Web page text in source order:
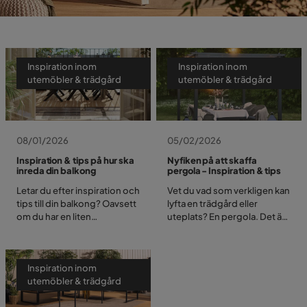
08/01/2026
Inspiration & tips på hur ska
inreda din balkong
Letar du efter inspiration och
tips till din balkong? Oavsett
om du har en liten
massor av smarta sätt att
göra den både mysig & fin.
Här får du praktiska tips och
massor av balkong inspo –
Inspiration inom
utemöbler & trädgård
05/02/2026
Nyfiken på att skaffa
pergola - Inspiration & tips
Vet du vad som verkligen kan
lyfta en trädgård eller
uteplats? En pergola. Det är
Inspiration inom
utemöbler & trädgård
Inspiration inom
utemöbler & trädgård